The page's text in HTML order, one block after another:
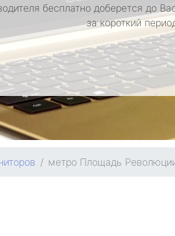
бесплатно доберется до
за короткий
метро Площадь